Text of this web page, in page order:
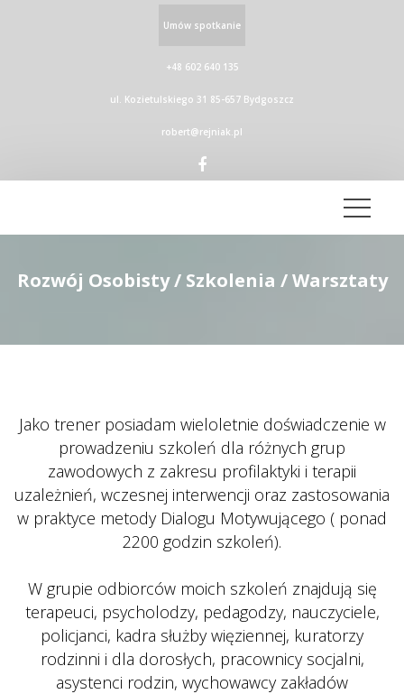
+48 602 640 135
ul. Kozietulskiego 31 85-657 Bydgoszcz
robert@rejniak.pl
Umów spotkanie
Rozwój Osobisty / Szkolenia / Warsztaty
Jako trener posiadam wieloletnie doświadczenie w
prowadzeniu szkoleń dla różnych grup
zawodowych z zakresu profilaktyki i terapii
uzależnień, wczesnej interwencji oraz zastosowania
w praktyce metody Dialogu Motywującego ( ponad
2200 godzin szkoleń).
W grupie odbiorców moich szkoleń znajdują się
terapeuci, psycholodzy, pedagodzy, nauczyciele,
policjanci, kadra służby więziennej, kuratorzy
rodzinni i dla dorosłych, pracownicy socjalni,
asystenci rodzin, wychowawcy zakładów